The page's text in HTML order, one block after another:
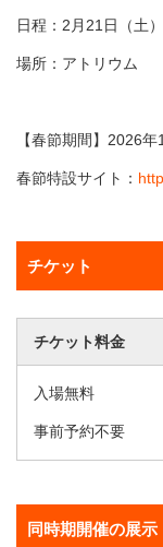
日程：2月21日（土
場所：アトリウム
【春節期間】2026
春節特設サイト：
チケット
チケット料金
入場無料
事前予約不要
同時期開催の展示